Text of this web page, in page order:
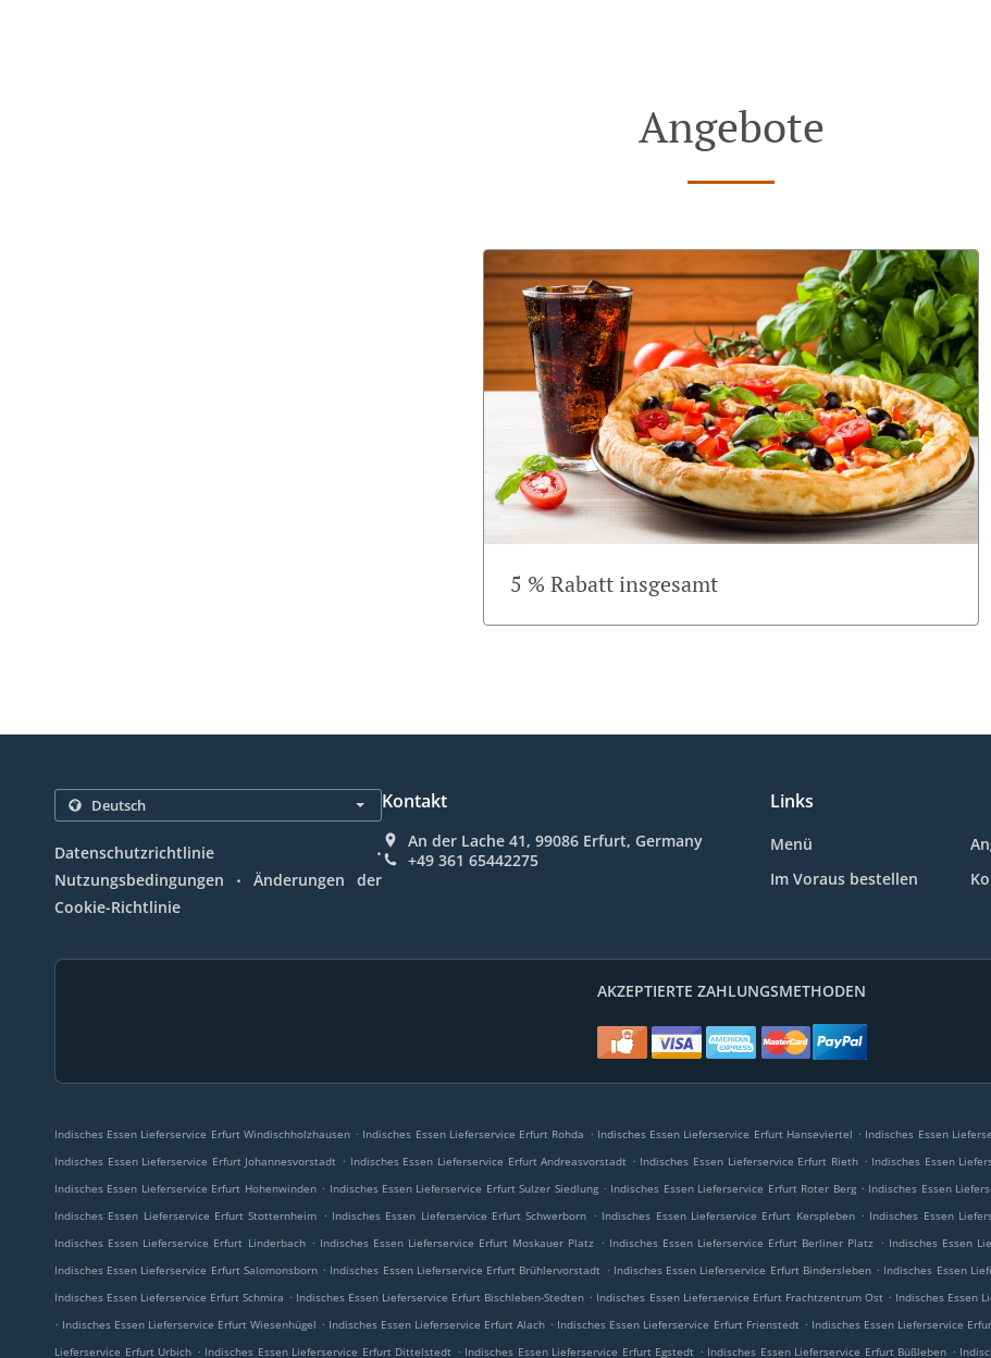
Angebote
5 % Rabatt insgesamt
Datenschutzrichtlinie .
Nutzungsbedingungen .
Änderungen der
Cookie-Richtlinie
Kontakt
An der Lache 41, 99086 Erfurt, Germany
+49 361 65442275
Links
Menü
Im Voraus bestellen
AKZEPTIERTE ZAHLUNGSMETHODEN
Indisches Essen Lieferservice Erfurt Windischholzhausen . Indisches Essen Lieferservice Erfurt Rohda . Indisches Essen Lieferservice Erfurt Hanseviertel . Indisches Essen
Indisches Essen Lieferservice Erfurt Johannesvorstadt . Indisches Essen Lieferservice Erfurt Andreasvorstadt . Indisches Essen Lieferservice Erfurt Rieth . Indisches Essen
Indisches Essen Lieferservice Erfurt Hohenwinden . Indisches Essen Lieferservice Erfurt Sulzer Siedlung . Indisches Essen Lieferservice Erfurt Roter Berg . Indisches Essen
Indisches Essen Lieferservice Erfurt Stotternheim . Indisches Essen Lieferservice Erfurt Schwerborn . Indisches Essen Lieferservice Erfurt Kerspleben . Indisches Essen
Indisches Essen Lieferservice Erfurt Linderbach . Indisches Essen Lieferservice Erfurt Moskauer Platz . Indisches Essen Lieferservice Erfurt Berliner Platz . Indisches Essen
Indisches Essen Lieferservice Erfurt Salomonsborn . Indisches Essen Lieferservice Erfurt Brühlervorstadt . Indisches Essen Lieferservice Erfurt Bindersleben . Indisches Essen
Indisches Essen Lieferservice Erfurt Schmira . Indisches Essen Lieferservice Erfurt Bischleben-Stedten . Indisches Essen Lieferservice Erfurt Frachtzentrum Ost . Indisches Essen
. Indisches Essen Lieferservice Erfurt Wiesenhügel . Indisches Essen Lieferservice Erfurt Alach . Indisches Essen Lieferservice Erfurt Frienstedt . Indisches Essen Lieferservice
Lieferservice Erfurt Urbich . Indisches Essen Lieferservice Erfurt Dittelstedt . Indisches Essen Lieferservice Erfurt Egstedt . Indisches Essen Lieferservice Erfurt Büßleben .